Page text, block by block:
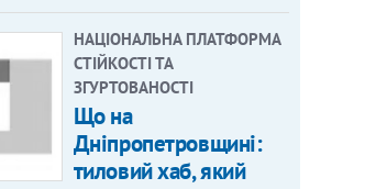
НАЦІОНАЛЬНА ПЛАТФОРМА
СТІЙКОСТІ ТА
ЗГУРТОВАНОСТІ
Що на
Дніпропетровщині:
тиловий хаб, який